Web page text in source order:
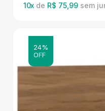
10x de R$ 75,99
24%
OFF